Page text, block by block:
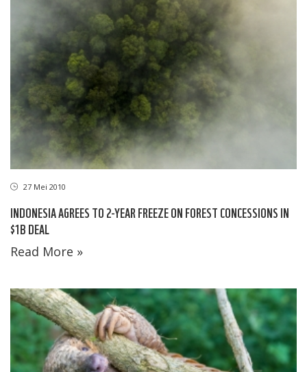
27 Mei 2010
INDONESIA AGREES TO 2-YEAR FREEZE ON FOREST CONCESSIONS IN
$1B DEAL
Read More »